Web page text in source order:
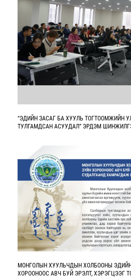
“ЭДИЙН ЗАСАГ БА ХУУЛЬ ТОГТООМЖИЙН
ТУЛГАМДСАН АСУУДАЛ” ЭРДЭМ
МОНГОЛЫН ХУУЛЬЧДЫН ХОЛБООНЫ
ХОРООНООС АВЧ БУЙ ЭРЭЛТ, ХЭРЭГЦЭЭГ